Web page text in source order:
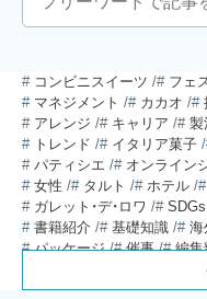
コンビニスイーツ フェ
マネジメント
カカオ
アレンジ
キャリア 製
トレンド
イタリア菓子
パティシエ
オンライン
女性
タルト ホテル
ガレット・デ・ロワ
SDGs
書籍紹介
基礎知識 海
パッケージ
催事 編集
販売促進
コラム パン